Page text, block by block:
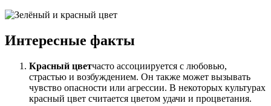
Интересные факты
Красный цветчасто ассоциируется с любовью,
страстью и возбуждением. Он также может вызывать
чувство опасности или агрессии. В некоторых культурах
красный цвет считается цветом удачи и процветания.